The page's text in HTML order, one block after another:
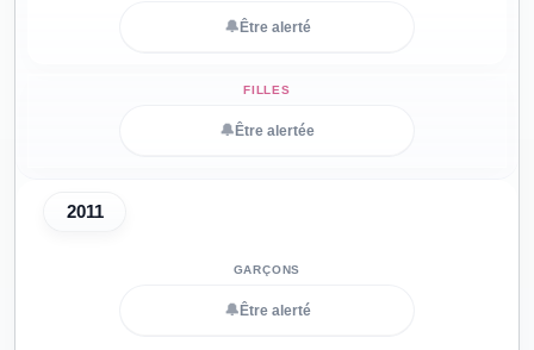
🔔 Être alerté
🔔 Être alertée
2011
🔔 Être alerté